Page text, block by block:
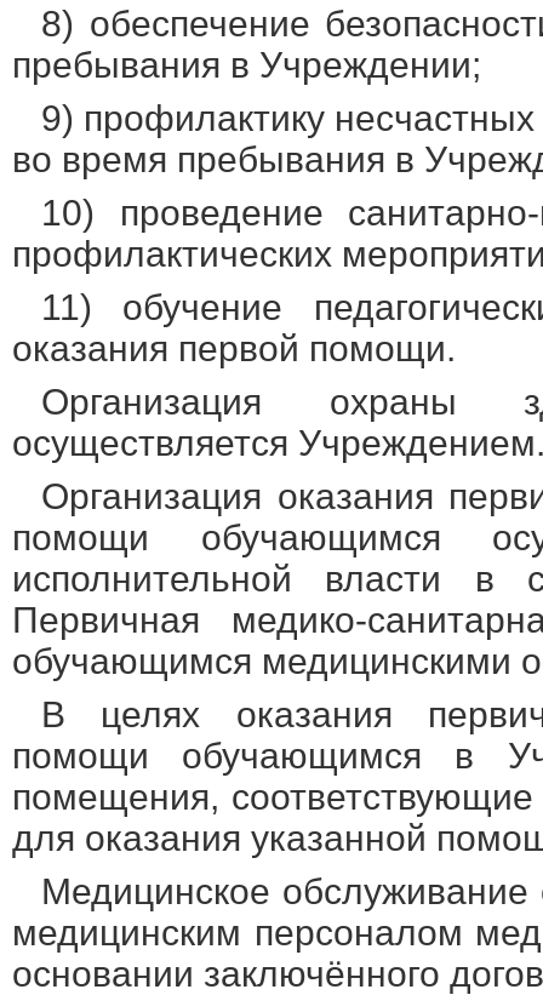
8) обеспечение
пребывания в Учреждении;
9) профилактику
во время пребывания в
10) проведение
профилактических
11) обучение
оказания первой помощи.
Организация охраны
осуществляется
Организация оказания
помощи обучающимся
исполнительной власти в
Первичная медико-
обучающимся медицинскими
В целях оказания
помощи обучающимся в
помещения,
для оказания указанной
Медицинское
медицинским персоналом
основании заключённого